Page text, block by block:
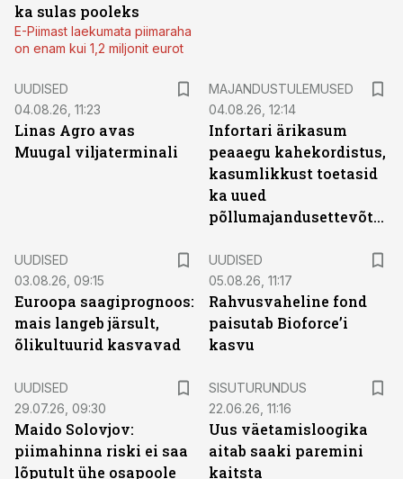
ka sulas pooleks
E-Piimast laekumata piimaraha
on enam kui 1,2 miljonit eurot
UUDISED
04.08.26, 11:23
Linas Agro avas
Muugal viljaterminali
MAJANDUSTULEMUSED
04.08.26, 12:14
Infortari ärikasum
peaaegu kahekordistus,
kasumlikkust toetasid
ka uued
põllumajandusettevõtted
UUDISED
03.08.26, 09:15
Euroopa saagiprognoos:
mais langeb järsult,
õlikultuurid kasvavad
UUDISED
05.08.26, 11:17
Rahvusvaheline fond
paisutab Bioforce’i
kasvu
UUDISED
29.07.26, 09:30
Maido Solovjov:
piimahinna riski ei saa
lõputult ühe osapoole
SISUTURUNDUS
22.06.26, 11:16
Uus väetamisloogika
aitab saaki paremini
kaitsta